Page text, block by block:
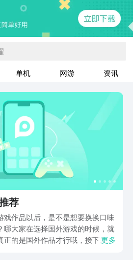
单机 网游 资讯
荐
戏作品以后，是不是想要换换口味
哪大家在选择国外游戏的时候，就
正的是国外作品才行哦，接下来小
更多